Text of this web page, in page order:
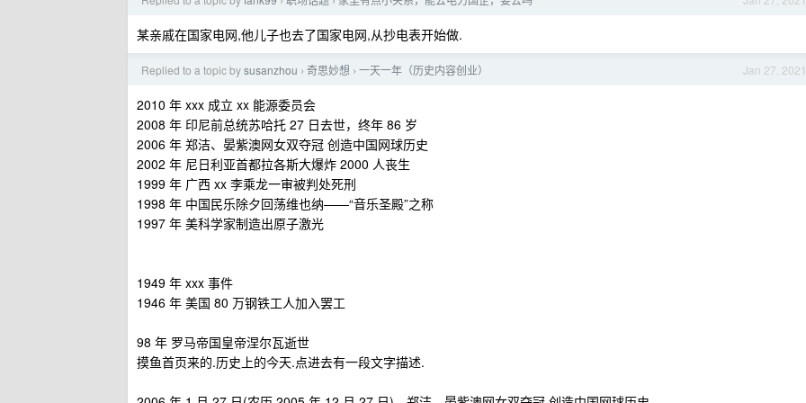
某亲戚在国家电网,他儿子也去了国家电网,从抄电表开始做.
Jan 27, 2021
Replied to a topic bysusanzhou › 奇思妙想 › 一天一年（历史内容创业）
2010 年 xxx 成立 xx 能源委员会
2008 年 印尼前总统苏哈托 27 日去世，终年 86 岁
2006 年 郑洁、晏紫澳网女双夺冠 创造中国网球历史
2002 年 尼日利亚首都拉各斯大爆炸 2000 人丧生
1999 年 广西 xx 李乘龙一审被判处死刑
1998 年 中国民乐除夕回荡维也纳——“音乐圣殿”之称
1997 年 美科学家制造出原子激光
1949 年 xxx 事件
1946 年 美国 80 万钢铁工人加入罢工
98 年 罗马帝国皇帝涅尔瓦逝世
摸鱼首页来的.历史上的今天.点进去有一段文字描述.